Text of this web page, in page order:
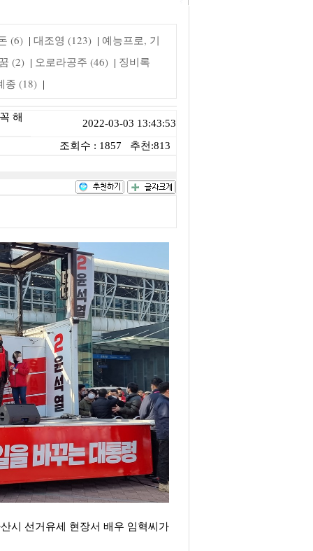
(6) | 대조영 (123) | 예능프로, 기
(2) | 오로라공주 (46) | 징비록
종 (18) |
해
2022-03-03 13:43:53
조회수 : 1857 추천:813
시 선거유세 현장서 배우 임혁씨가